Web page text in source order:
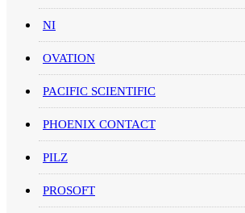
NI
OVATION
PACIFIC SCIENTIFIC
PHOENIX CONTACT
PILZ
PROSOFT